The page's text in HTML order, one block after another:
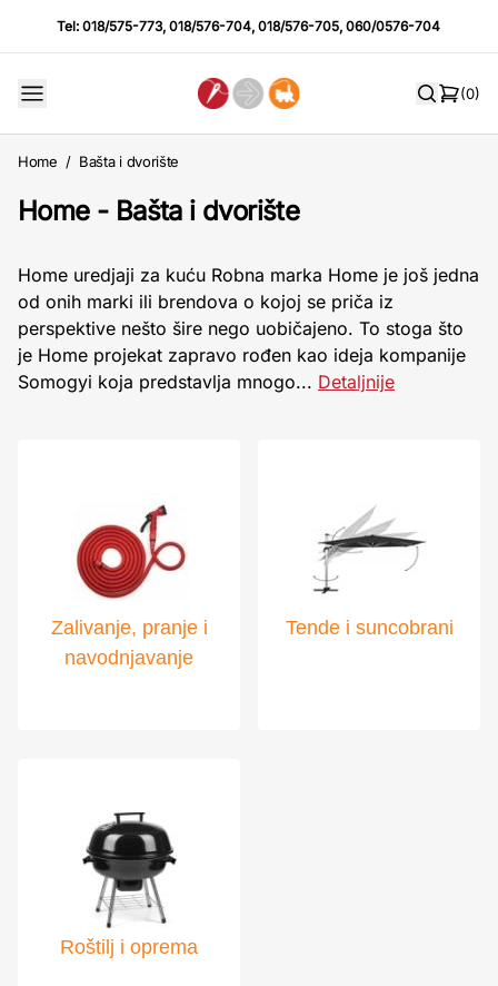
Tel:018/575-773,018/576-704,018/576-705,060/0576-704
(0)
Home / Bašta i dvorište
Home - Bašta i dvorište
Home uredjaji za kuću Robna marka Home je još jedna
od onih marki ili brendova o kojoj se priča iz
perspektive nešto šire nego uobičajeno. To stoga što
je Home projekat zapravo rođen kao ideja kompanije
Somogyi koja predstavlja mnogo... Detaljnije
Zalivanje, pranje i
navodnjavanje
Tende i suncobrani
Roštilj i oprema